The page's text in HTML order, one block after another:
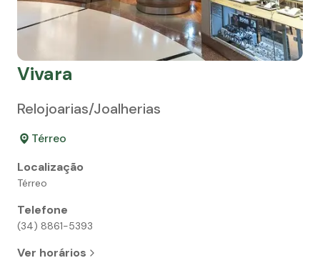
Vivara
Relojoarias/Joalherias
Térreo
Localização
Térreo
Telefone
(34) 8861-5393
Ver horários